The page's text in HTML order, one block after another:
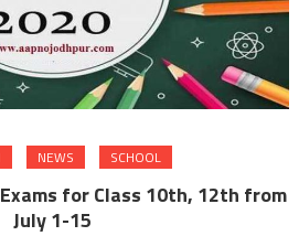
NEWS SCHOOL
Exams for Class 10th, 12th from
July 1-15